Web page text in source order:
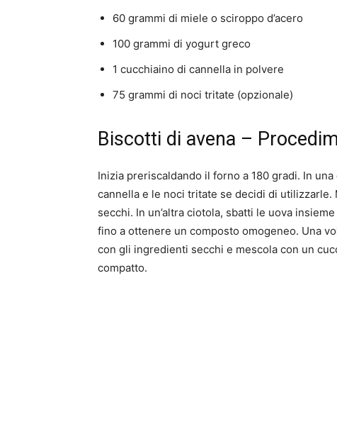
60 grammi di miele o sciroppo d’acero
100 grammi di yogurt greco
1 cucchiaino di cannella in polvere
75 grammi di noci tritate (opzionale)
Biscotti di avena –
Inizia preriscaldando il forno a 180 gradi. In
cannella e le noci tritate se decidi di
secchi. In un’altra ciotola, sbatti le uova
fino a ottenere un composto omogeneo. Una
con gli ingredienti secchi e mescola con un
compatto.